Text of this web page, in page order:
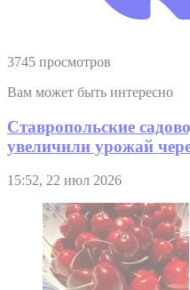
3745 просмотров
Вам может быть интересно
Ставропольские
увеличили урожай
15:52, 22 июл 2026